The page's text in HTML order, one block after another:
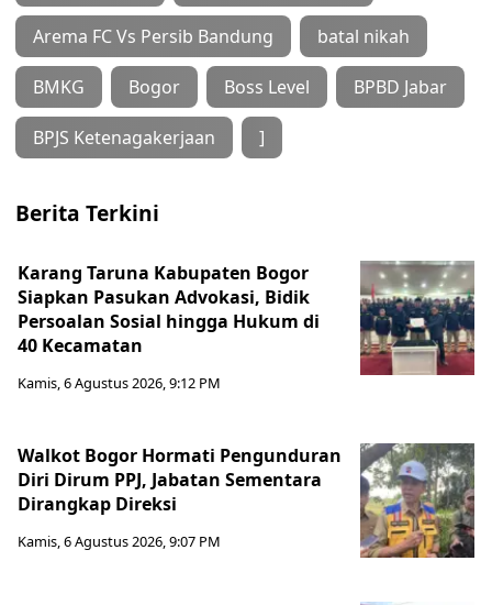
Arema FC Vs Persib Bandung batal nikah
BMKG Bogor Boss Level BPBD Jabar
BPJS Ketenagakerjaan ]
Berita Terkini
Karang Taruna Kabupaten Bogor
Siapkan Pasukan Advokasi, Bidik
Persoalan Sosial hingga Hukum di
40 Kecamatan
Kamis, 6 Agustus 2026, 9:12 PM
Walkot Bogor Hormati Pengunduran
Diri Dirum PPJ, Jabatan Sementara
Dirangkap Direksi
Kamis, 6 Agustus 2026, 9:07 PM